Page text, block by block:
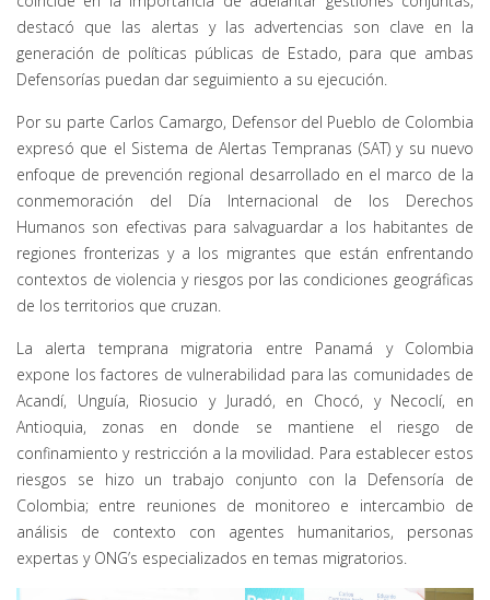
destacó que las alertas y las advertencias son clave en la
generación de políticas públicas de Estado, para que ambas
Defensorías puedan dar seguimiento a su ejecución.
Por su parte Carlos Camargo, Defensor del Pueblo de Colombia
expresó que el Sistema de Alertas Tempranas (SAT) y su nuevo
enfoque de prevención regional desarrollado en el marco de la
conmemoración del Día Internacional de los Derechos
Humanos son efectivas para salvaguardar a los habitantes de
regiones fronterizas y a los migrantes que están enfrentando
contextos de violencia y riesgos por las condiciones geográficas
de los territorios que cruzan.
La alerta temprana migratoria entre Panamá y Colombia
expone los factores de vulnerabilidad para las comunidades de
Acandí, Unguía, Riosucio y Juradó, en Chocó, y Necoclí, en
Antioquia, zonas en donde se mantiene el riesgo de
confinamiento y restricción a la movilidad. Para establecer estos
riesgos se hizo un trabajo conjunto con la Defensoría de
Colombia; entre reuniones de monitoreo e intercambio de
análisis de contexto con agentes humanitarios, personas
expertas y ONG’s especializados en temas migratorios.